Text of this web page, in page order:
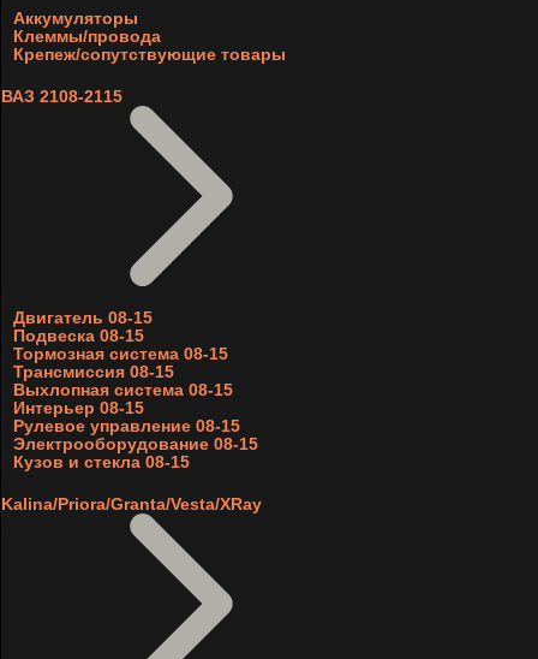
Аккумуляторы
Клеммы/провода
Крепеж/сопутствующие товары
ВАЗ 2108-2115
Двигатель 08-15
Подвеска 08-15
Тормозная система 08-15
Трансмиссия 08-15
Выхлопная система 08-15
Интерьер 08-15
Рулевое управление 08-15
Электрооборудование 08-15
Кузов и стекла 08-15
Kalina/Priora/Granta/Vesta/XRay